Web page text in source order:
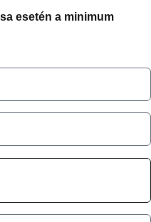
esetén a minimum